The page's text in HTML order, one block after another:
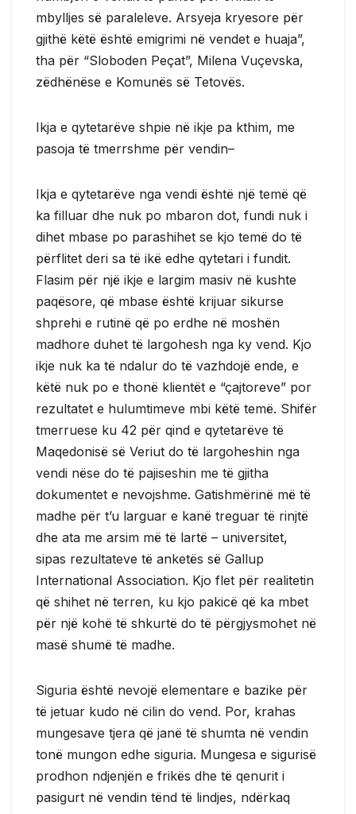
mbylljes së paraleleve. Arsyeja kryesore për
gjithë këtë është emigrimi në vendet e huaja”,
tha për “Sloboden Peçat”, Milena Vuçevska,
zëdhënëse e Komunës së Tetovës.
Ikja e qytetarëve shpie në ikje pa kthim, me
pasoja të tmerrshme për vendin–
Ikja e qytetarëve nga vendi është një temë që
ka filluar dhe nuk po mbaron dot, fundi nuk i
dihet mbase po parashihet se kjo temë do të
përflitet deri sa të ikë edhe qytetari i fundit.
Flasim për një ikje e largim masiv në kushte
paqësore, që mbase është krijuar sikurse
shprehi e rutinë që po erdhe në moshën
madhore duhet të largohesh nga ky vend. Kjo
ikje nuk ka të ndalur do të vazhdojë ende, e
këtë nuk po e thonë klientët e “çajtoreve” por
rezultatet e hulumtimeve mbi këtë temë. Shifër
tmerruese ku 42 për qind e qytetarëve të
Maqedonisë së Veriut do të largoheshin nga
vendi nëse do të pajiseshin me të gjitha
dokumentet e nevojshme. Gatishmërinë më të
madhe për t’u larguar e kanë treguar të rinjtë
dhe ata me arsim më të lartë – universitet,
sipas rezultateve të anketës së Gallup
International Association. Kjo flet për realitetin
që shihet në terren, ku kjo pakicë që ka mbet
për një kohë të shkurtë do të përgjysmohet në
masë shumë të madhe.
Siguria është nevojë elementare e bazike për
të jetuar kudo në cilin do vend. Por, krahas
mungesave tjera që janë të shumta në vendin
tonë mungon edhe siguria. Mungesa e sigurisë
prodhon ndjenjën e frikës dhe të qenurit i
pasigurt në vendin tënd të lindjes, ndërkaq